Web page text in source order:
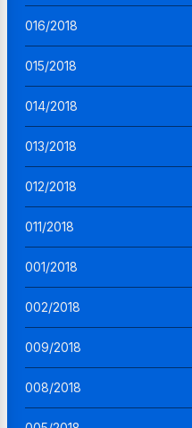
016/2018
015/2018
014/2018
013/2018
012/2018
011/2018
001/2018
002/2018
009/2018
008/2018